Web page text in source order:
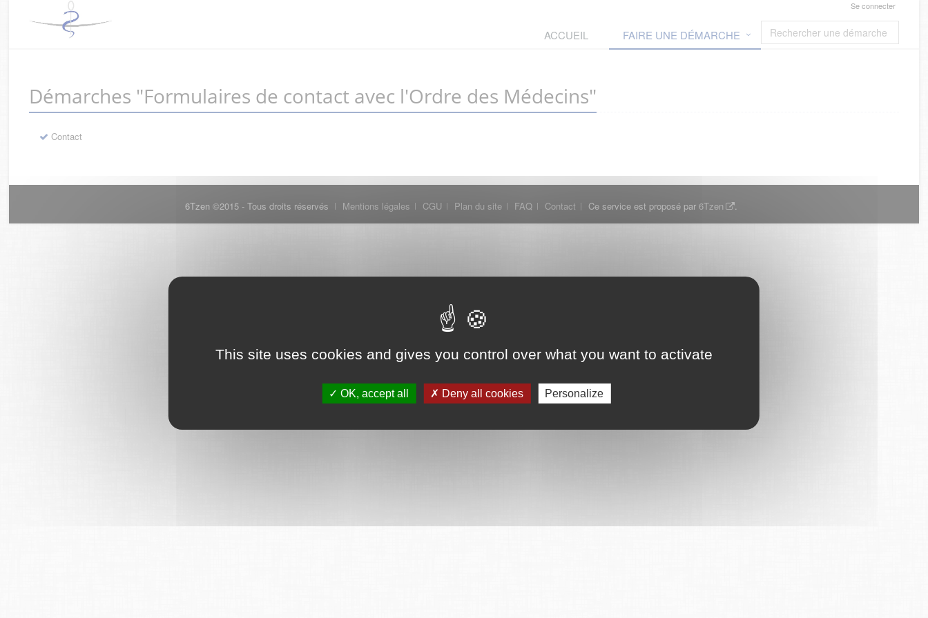
This site uses cookies and gives you control over what you want to activate
OK, accept all Deny all cookies Personalize
Se connecter
ACCUEIL FAIRE UNE DÉMARCHE
Démarches "Formulaires de contact avec l'Ordre des Médecins"
Contact
6Tzen ©2015 - Tous droits réservés Mentions légales CGU Plan du site FAQ Contact Ce service est proposé par 6Tzen .